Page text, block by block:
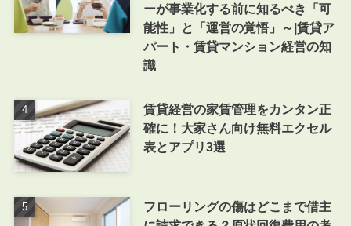
ーが事業化する前に知るべき「可
能性」と「運営の覚悟」～|賃貸ア
パート・賃貸マンション経営の知
識
賃貸経営の家賃管理をカンタン正
確に！大家さん向け無料エクセル
表とアプリ3選
フローリングの傷はどこまで借主